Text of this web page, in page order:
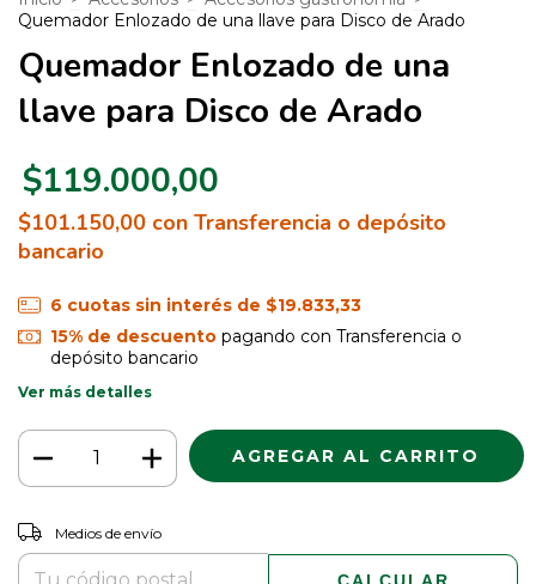
Quemador Enlozado de una llave para Disco de Arado
Quemador Enlozado de una
llave para Disco de Arado
$119.000,00
$101.150,00 con Transferencia o depósito
bancario
6 cuotas sin interés de $19.833,33
15% de descuentopagando con Transferencia o
depósito bancario
Ver más detalles
Entregas para el CP:
Medios de envío
CALCULAR